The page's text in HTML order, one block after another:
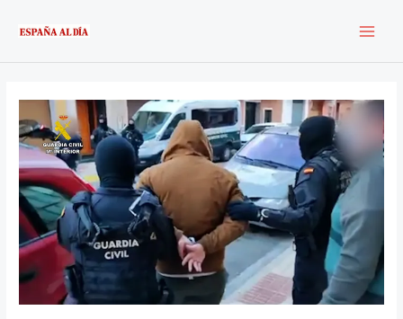
contenido